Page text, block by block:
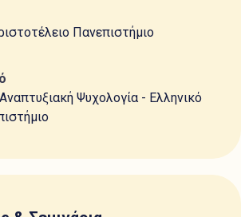
Πανεπιστήμιο
Ψυχολογία - Ελληνικό